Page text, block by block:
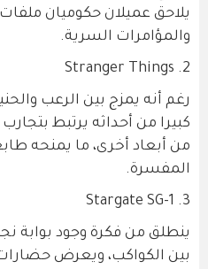
يلاحق عميلان حكوميان
والمؤامرات السرية.
2. Stranger Things
رغم أنه يمزج بين الرعب
كبيرا من أحداثه يرتبط
من أبعاد أخرى، ما يمنحه
المفسرة.
3. Stargate SG-1
ينطلق من فكرة وجود بوابة
بين الكواكب، ويعرض